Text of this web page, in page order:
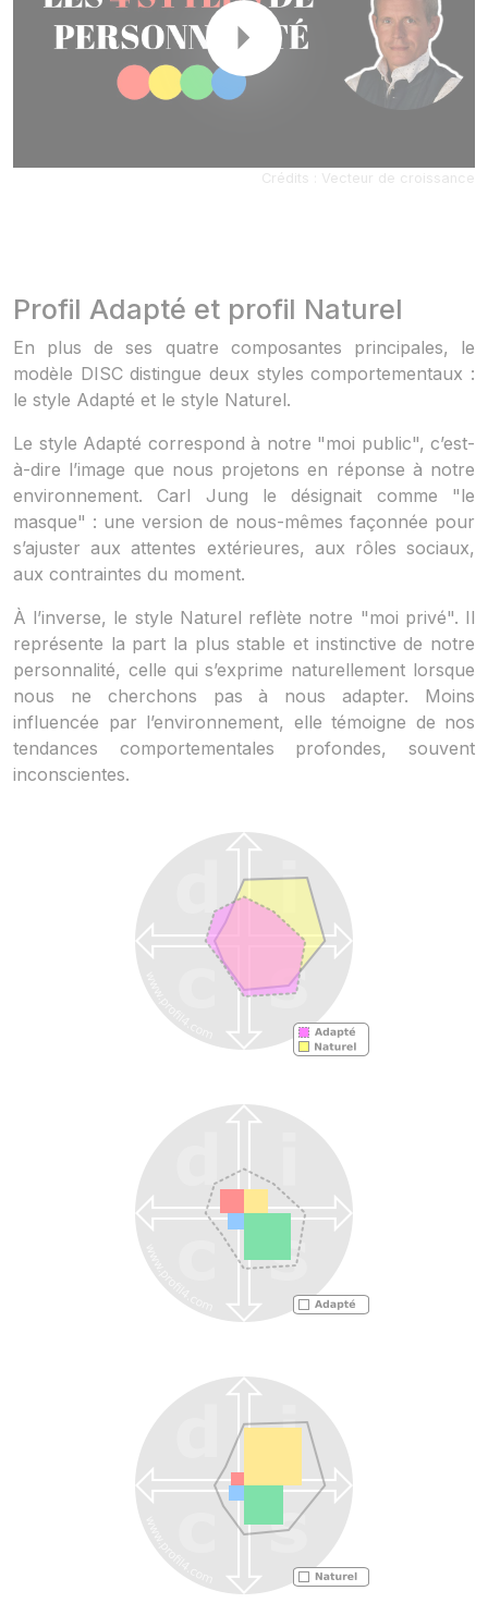
Crédits : Vecteur de croissance
Profil Adapté et profil Naturel
En plus de ses quatre composantes principales, le
modèle DISC distingue deux styles comportementaux :
le style Adapté et le style Naturel.
Le style Adapté correspond à notre "moi public", c’est-
à-dire l’image que nous projetons en réponse à notre
environnement. Carl Jung le désignait comme "le
masque" : une version de nous-mêmes façonnée pour
s’ajuster aux attentes extérieures, aux rôles sociaux,
aux contraintes du moment.
À l’inverse, le style Naturel reflète notre "moi privé". Il
représente la part la plus stable et instinctive de notre
personnalité, celle qui s’exprime naturellement lorsque
nous ne cherchons pas à nous adapter. Moins
influencée par l’environnement, elle témoigne de nos
tendances comportementales profondes, souvent
inconscientes.